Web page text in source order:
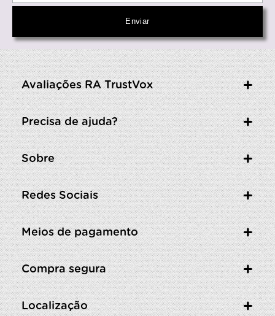
Avaliações RA TrustVox
Precisa de ajuda?
Sobre
Redes Sociais
Meios de pagamento
Compra segura
Localização